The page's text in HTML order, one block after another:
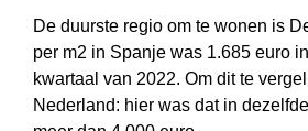
De duurste regio om te wonen is
per m2 in Spanje was 1.685 euro
kwartaal van 2022. Om dit te
Nederland: hier was dat in